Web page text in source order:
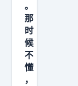
如
何
要
有
职
业
。
那
时
候
不
懂
，